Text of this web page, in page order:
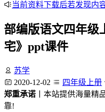
当前资料下载后若发现内
部编版语文四年级
宅》ppt课件
苏学
2020-12-02
四年级上册
郑重承诺 丨本站提供海量精
靠!